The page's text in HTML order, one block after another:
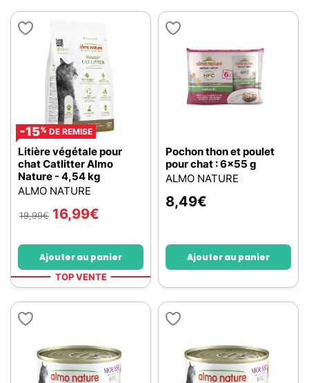
-15% DE REMISE
Litière végétale pour
chat Catlitter Almo
Nature - 4,54 kg
ALMO NATURE
19,99€ 16,99€
Ajouter au panier
TOP VENTE
Pochon thon et poulet
pour chat : 6x55 g
ALMO NATURE
8,49€
Ajouter au panier